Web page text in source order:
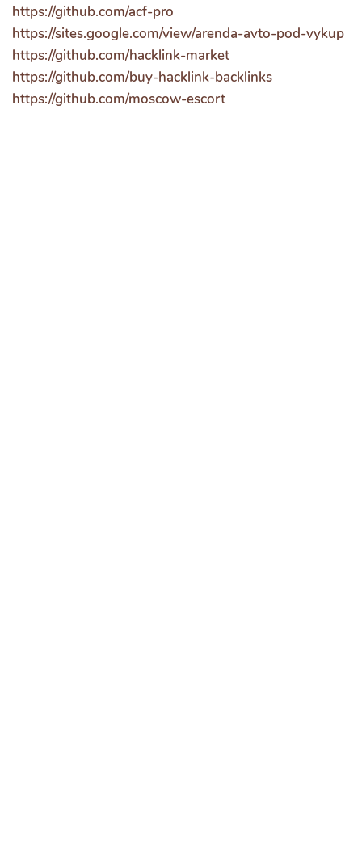
https://github.com/acf-pro
https://sites.google.com/view/arenda-avto-pod-vykup
https://github.com/hacklink-market
https://github.com/buy-hacklink-backlinks
https://github.com/moscow-escort